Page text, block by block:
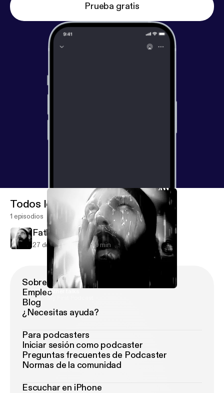
Prueba gratis
Father talks
Todos los episodios
1 episodios
Father talks
27 de ene de 2021 9 min
Sobre Podimo
Empleo
Blog
¿Necesitas ayuda?
Para podcasters
Iniciar sesión como podcaster
Preguntas frecuentes de Podcaster
Normas de la comunidad
Escuchar en iPhone